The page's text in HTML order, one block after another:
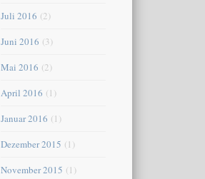
Juli 2016 (2)
Juni 2016 (3)
Mai 2016 (2)
April 2016 (1)
Januar 2016 (1)
Dezember 2015 (1)
November 2015 (1)